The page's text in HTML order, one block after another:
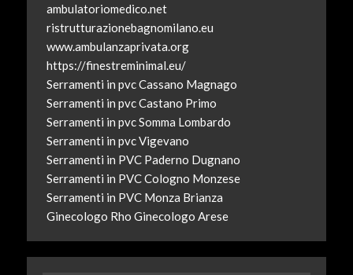
ambulatoriomedico.net
ristrutturazionebagnomilano.eu
www.ambulanzaprivata.org
https://finestreminimal.eu/
Serramenti in pvc Cassano Magnago
Serramenti in pvc Castano Primo
Serramenti in pvc Somma Lombardo
Serramenti in pvc Vigevano
Serramenti in PVC Paderno Dugnano
Serramenti in PVC Cologno Monzese
Serramenti in PVC Monza Brianza
Ginecologo Rho Ginecologo Arese